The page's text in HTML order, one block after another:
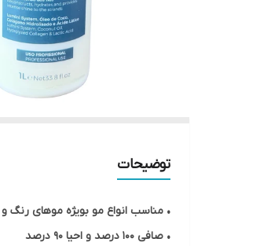
توضیحات
• مناسب انواع مو بویژه موهای رنگ و
• صافی ۱۰۰ درصد و احیا ۹۰ درصد